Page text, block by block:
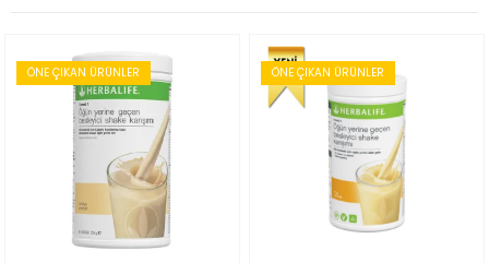
ÖNE ÇIKAN ÜRÜNLER ÖNE ÇIKAN ÜRÜNLER